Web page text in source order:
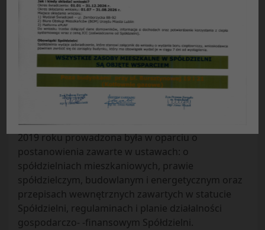
Sprawozdanie z działalności Zarządu
Spółdzielni Mieszkaniowej „Czuby” w Lublinie
za 2019 rok (SKRÓT)
Działalność Spółdzielni Mieszkaniowej „Czuby” w
2019 roku prowadzona była w oparciu o
postanowienia zawarte w ustawach: o
spółdzielniach mieszkaniowych, prawie
spółdzielczym, budowlanym i energetycznym oraz
przepisach wewnętrznych zawartych w statucie
Spółdzielni, regulaminach i planie działalności
gospodarczo- -finansowym Spółdzielni.